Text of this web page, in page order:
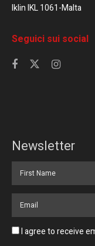
Iklin IKL 1061-Malta
Seguici sui social
Newsletter
I agree to receive